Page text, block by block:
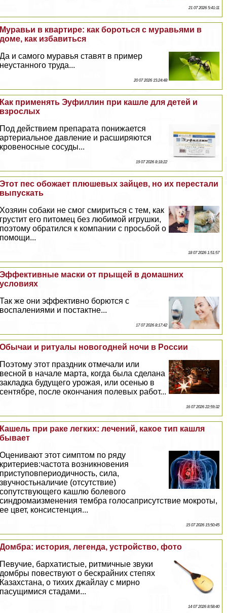
21 07 2026 5:41:11
Муравьи в квартире: как бороться с муравьями в
доме, как избавиться
Да и самого муравья ставят в пример
неустанного труда...
20 07 2026 15:24:48
Как применять Эуфиллин при кашле для детей и
взрослых
Под действием препарата понижается
артериальное давление и расширяются
кровеносные сосуды...
19 07 2026 8:18:22
Этот пес обожает плюшевых зайцев, но их перестали
выпускать
Хозяин собаки не смог смириться с тем, как
грустит его питомец без любимой игрушки,
поэтому обратился к компании с просьбой о
помощи...
18 07 2026 1:51:57
Эффективные маски от прыщей в домашних
условиях
Так же они эффективно борются с
воспалениями и постактне...
17 07 2026 8:17:42
Обычаи и ритуалы новогодней ночи в России
Поэтому этот праздник отмечали или
весной в начале марта, когда была сделана
закладка будущего урожая, или осенью в
сентябре, после окончания полевых работ...
16 07 2026 22:59:32
Кашель при paке легких: лечений, какое тип кашля
бывает
Оценивают этот симптом по ряду
критериев:частота возникновения
приступовпериодичность, сила,
звучностьналичие (отсутствие)
сопутствующего кашлю болевого
синдромаизменения тембра голосаприсутствие мокроты,
ее цвет, консистенция...
15 07 2026 15:50:45
Домбра: история, легенда, устройство, фото
Певучие, бархатистые, ритмичные звуки
домбры повествуют о бескрайних степях
Казахстана, о тихих джайлау с мирно
пасущимися стадами...
14 07 2026 8:58:40